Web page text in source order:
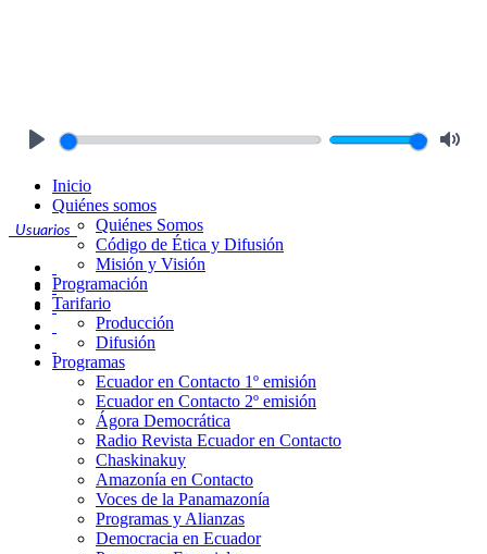
Usuarios
Inicio
Quiénes somos
Quiénes Somos
Código de Ética y Difusión
Misión y Visión
Programación
Tarifario
Producción
Difusión
Programas
Ecuador en Contacto 1º emisión
Ecuador en Contacto 2º emisión
Ágora Democrática
Radio Revista Ecuador en Contacto
Chaskinakuy
Amazonía en Contacto
Voces de la Panamazonía
Programas y Alianzas
Democracia en Ecuador